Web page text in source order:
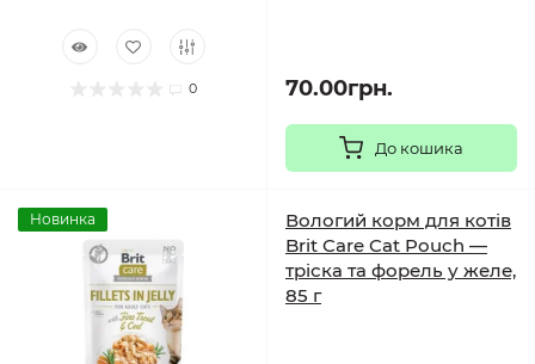
0 70.00грн.
До кошика
Новинка
Вологий корм для котів
Brit Care Cat Pouch —
тріска та форель у желе,
85 г